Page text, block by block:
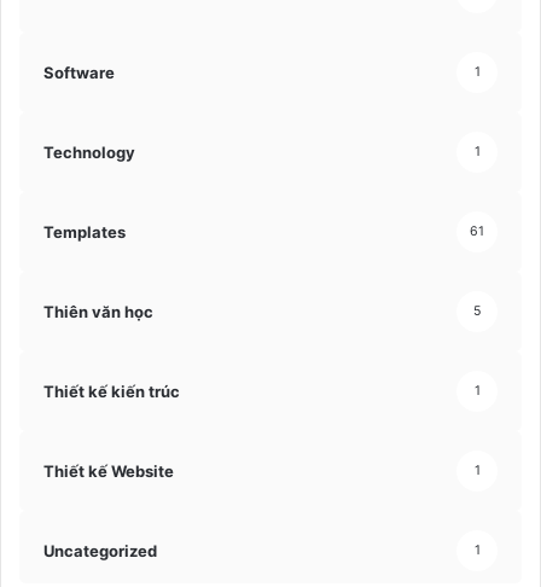
Software 1
Technology 1
Templates 61
Thiên văn học 5
Thiết kế kiến trúc 1
Thiết kế Website 1
Uncategorized 1